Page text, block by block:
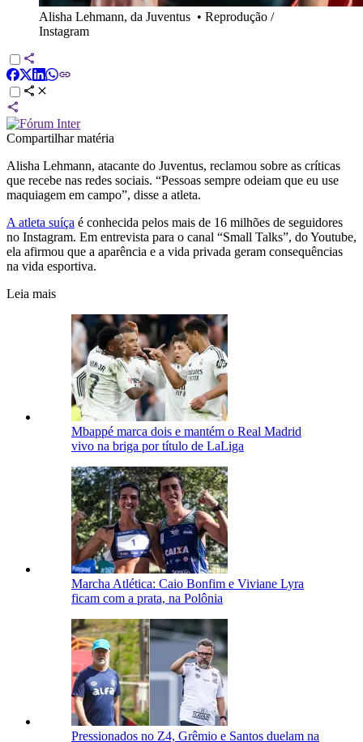
Alisha Lehmann, da Juventus • Reprodução /
Instagram
Compartilhar matéria
Alisha Lehmann, atacante do Juventus, reclamou sobre as críticas
que recebe nas redes sociais. “Pessoas sempre odeiam que eu use
maquiagem em campo”, disse a atleta.
A atleta suíça é conhecida pelos mais de 16 milhões de seguidores
no Instagram. Em entrevista para o canal “Small Talks”, do Youtube,
ela afirmou que a aparência e a vida privada geram consequências
na vida esportiva.
Leia mais
Mbappé marca dois e mantém o Real Madrid
vivo na briga por título de LaLiga
Marcha Atlética: Caio Bonfim e Viviane Lyra
ficam com a prata, na Polônia
Pressionados no Z4, Grêmio e Santos duelam na